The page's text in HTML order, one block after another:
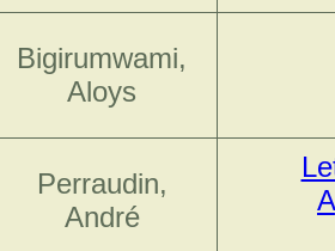
Bigirumwami,
Aloys
Perraudin,
André